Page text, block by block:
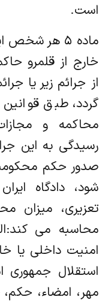
است.
ماده ۵ هر
خارج از قلمرو
از جرائم زیر یا
گردد، طبق
محاکمه و
رسیدگی به این
صدور حکم
شود، دادگاه
تعزیری، میزان
محاسبه می
امنیت داخلی یا
استقلال
مهر، امضاء،